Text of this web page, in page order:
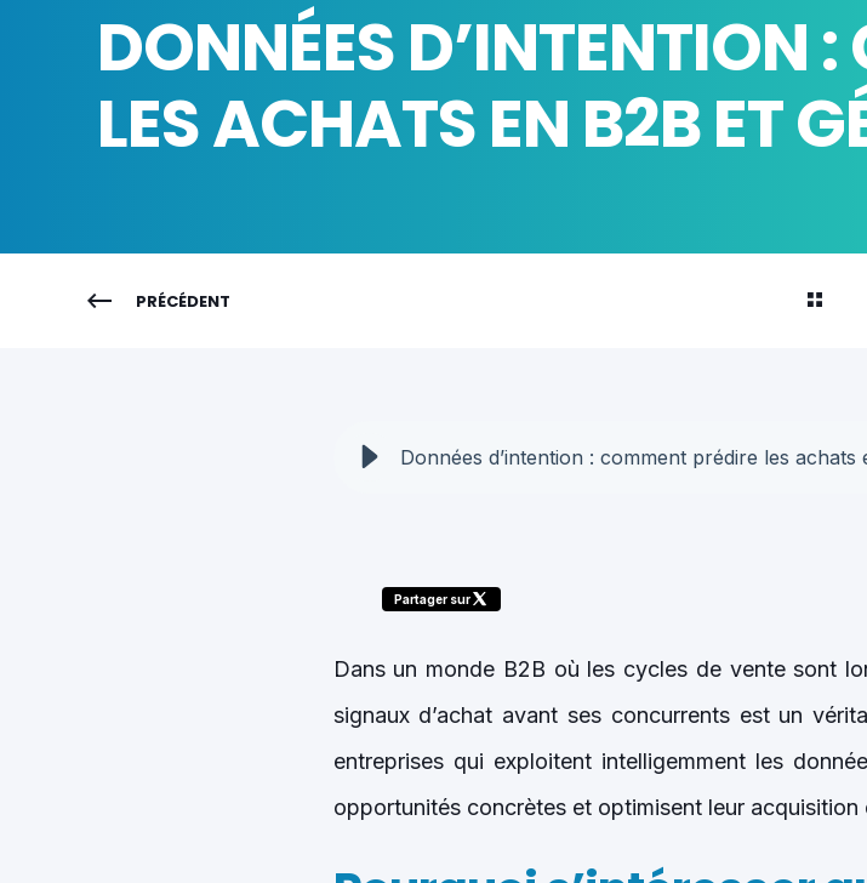
DONNÉES D’INTENTION
LES ACHATS EN B2B ET
PRÉCÉDENT
Données d’intention : comment prédire les achats
Partager sur
Dans un monde B2B où les cycles de vente sont
signaux d’achat avant ses concurrents est un
entreprises qui exploitent intelligemment les
opportunités concrètes et optimisent leur acquisition